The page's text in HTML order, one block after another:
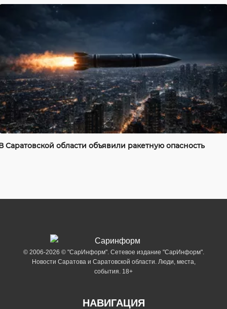
Саратовской области объявили ракетную опасность
© 2006-2026 © "СарИнформ". Сетевое издание "СарИнформ".
Новости Саратова и Саратовской области. Люди, места,
события. 18+
НАВИГАЦИЯ